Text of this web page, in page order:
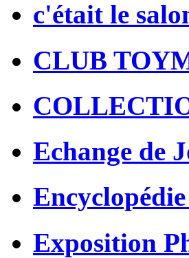
c'était le
CLUB
Echange de
Exposition